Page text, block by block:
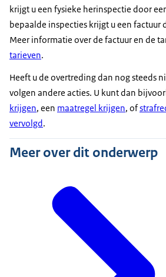
krijgt u een fysieke herinspectie door
bepaalde inspecties krijgt u een factuur
Meer informatie over de factuur en de
tarieven.
Heeft u de overtreding dan nog steeds
volgen andere acties. U kunt dan
krijgen, een maatregel krijgen, of
vervolgd.
Meer over dit onderwerp